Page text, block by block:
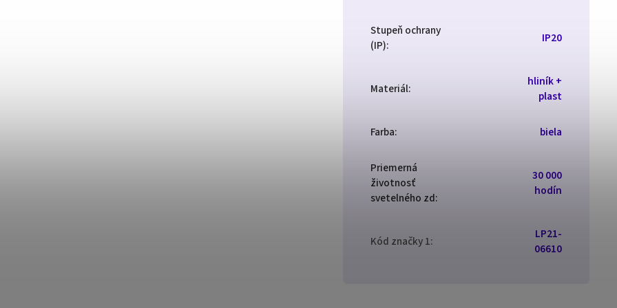
Stupeň ochrany
(IP): IP20
Materiál:
hliník +
plast
Farba: biela
Priemerná
životnosť
svetelného zd:
30 000
hodín
Kód značky 1:
LP21-
06610